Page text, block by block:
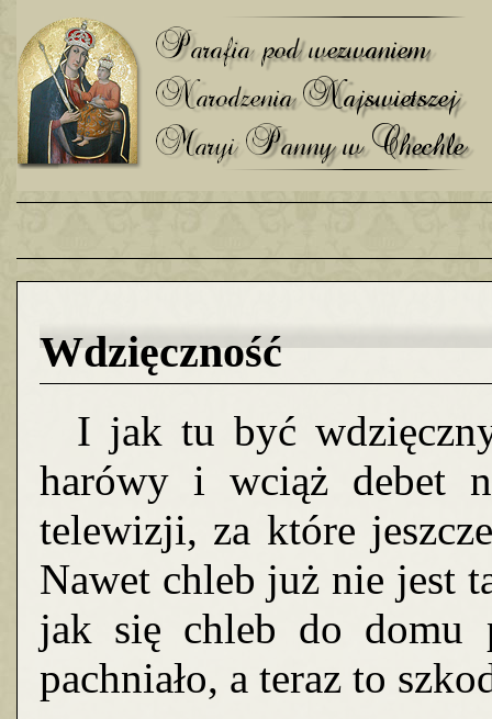
Wdzięczność
I jak tu być
harówy i wciąż debet
telewizji, za które
Nawet chleb już nie jest
jak się chleb do domu
pachniało, a teraz to